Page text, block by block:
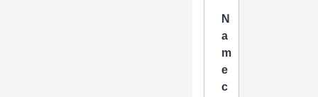
N
a
m
e
c